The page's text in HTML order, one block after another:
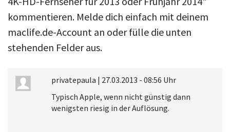
kommentieren. Melde dich einfach mit deinem
maclife.de-Account an oder fülle die unten
stehenden Felder aus.
privatepaula | 27.03.2013 - 08:56 Uhr
Typisch Apple, wenn nicht günstig dann
wenigsten riesig in der Auflösung.